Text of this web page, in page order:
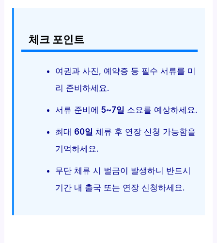
체크 포인트
여권과 사진, 예약증 등 필수 서류를 미
리 준비하세요.
서류 준비에 5~7일 소요를 예상하세요.
최대 60일 체류 후 연장 신청 가능함을
기억하세요.
무단 체류 시 벌금이 발생하니 반드시
기간 내 출국 또는 연장 신청하세요.